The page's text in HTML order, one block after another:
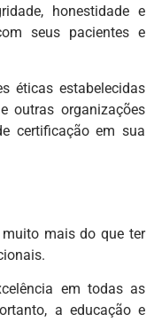
honestidade e
seus pacientes e
éticas estabelecidas
outras organizações
certificação em sua
mais do que ter
em todas as
a educação e